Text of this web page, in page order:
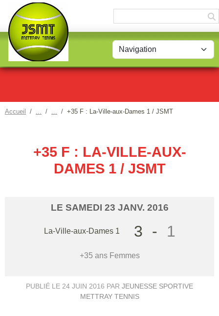
Accueil +35 F : La-Ville-aux-Dames 1 / JSMT
+35 F : LA-VILLE-AUX-
DAMES 1 / JSMT
LE SAMEDI 23 JANV. 2016
La-Ville-aux-Dames 1 3 - 1
+35 ans Femmes
PUBLIÉ LE 24 JUIN 2016 PAR JEUNESSE SPORTIVE
METTRAY TENNIS
Panneau de gestion des cookies